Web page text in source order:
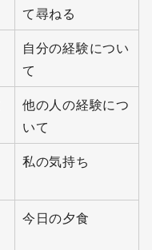
て尋ねる
自分の経験につい
て
他の人の経験につ
いて
私の気持ち
今日の夕食